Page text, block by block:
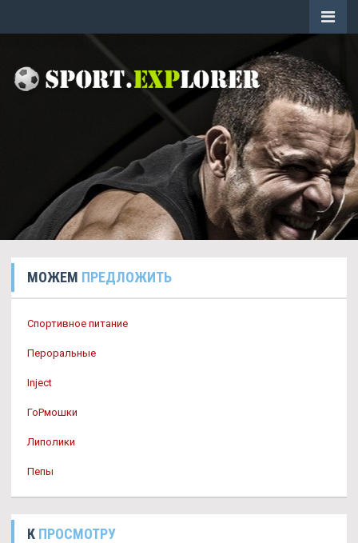
МОЖЕМ ПРЕДЛОЖИТЬ
Спортивное питание
Пероральные
Inject
ГоРмошки
Липолики
Пепы
К ПРОСМОТРУ